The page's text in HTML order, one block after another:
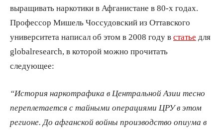
выращивать наркотики в Афганистане в 80-х годах.
Профессор Мишель Чоссудовский из Оттавского
университета написал об этом в 2008 году в статье для
globalresearch, в которой можно прочитать
следующее:
“История наркотрафика в Центральной Азии тесно
переплетается с тайными операциями ЦРУ в этом
регионе. До афганской войны производство опиума в